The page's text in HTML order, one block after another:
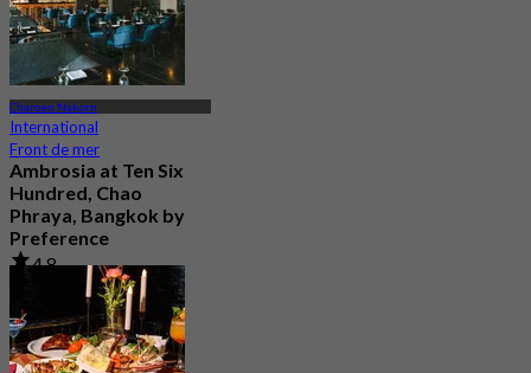
Charoen Nakorn
International
Front de mer
Ambrosia at Ten Six
Hundred, Chao
Phraya, Bangkok by
Preference
4.8
606 Réservé
De
฿ 622.5